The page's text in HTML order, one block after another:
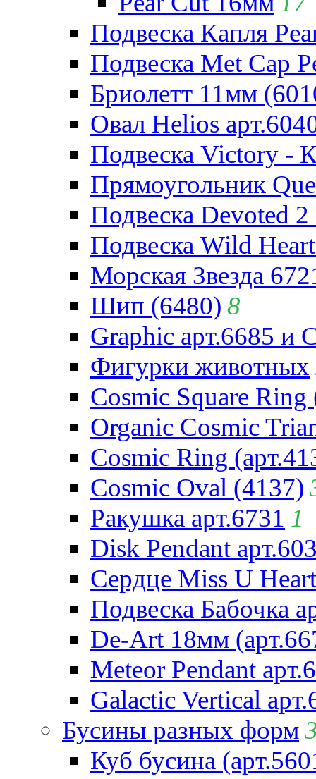
Подвеска Капля
Подвеска Met Cap
Бриолетт 11мм
Овал Helios
Подвеска Victory -
Прямоугольник
Подвеска Devoted
Подвеска Wild
Морская Звезда
Шип (6480) 8
Graphic арт.6685 и
Фигурки животных
Cosmic Square Ring
Organic Cosmic
Cosmic Ring
Cosmic Oval (4137)
Ракушка арт.6731 1
Disk Pendant
Сердце Miss U
Подвеска Бабочка
De-Art 18мм
Meteor Pendant
Galactic Vertical
Бусины разных форм
Куб бусина